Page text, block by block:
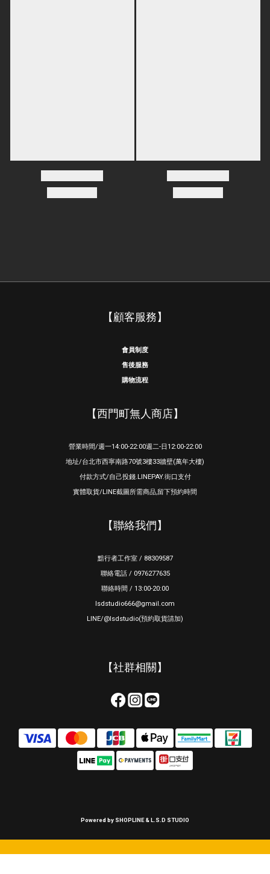
【顧客服務】
會員制度
售後服務
購物流程
【西門町無人商店】
營業時間/週一14:00-22:00週二-日12:00-22:00
地址/台北市西寧南路70號3樓33牆壁(萬年大樓)
付款方式/自己投錢.LINEPAY.街口支付
實體取貨/LINE截圖所需商品,留下預約時間
【聯絡我們】
黯行者工作室 / 88309587
聯絡電話 / 0976277635
聯絡時間 / 13:00-20:00
lsdstudio666@gmail.com
LINE/@lsdstudio(預約取貨請加)
【社群相關】
Powered by SHOPLINE & L.S.D STUDIO